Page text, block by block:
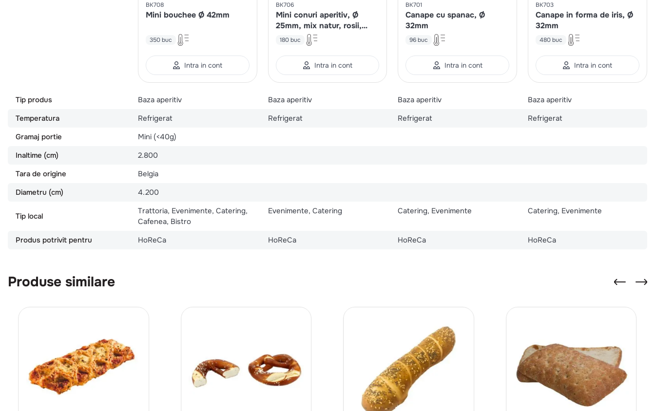
BK708
Mini bouchee Ø 42mm
350 buc
Intra in cont
BK706
Mini conuri aperitiv, Ø
25mm, mix natur, rosii,
spanac si carbune vegetal
180 buc
Intra in cont
BK701
Canape cu spanac, Ø
32mm
96 buc
Intra in cont
BK703
Canape in forma de iris, Ø
32mm
480 buc
Intra in cont
Tip produs Baza aperitiv Baza aperitiv Baza aperitiv
Baza aperitiv
Temperatura
Refrigerat Refrigerat Refrigerat
Refrigerat
Gramaj portie
Mini (<40g)
Inaltime (cm)
2.800
Tara de origine
Belgia
Diametru (cm)
4.200
Tip local
Trattoria, Evenimente, Catering,
Cafenea, Bistro
Evenimente, Catering Catering, Evenimente Catering, Evenimente
Produs potrivit pentru HoReCa HoReCa HoReCa HoReCa
Produse similare